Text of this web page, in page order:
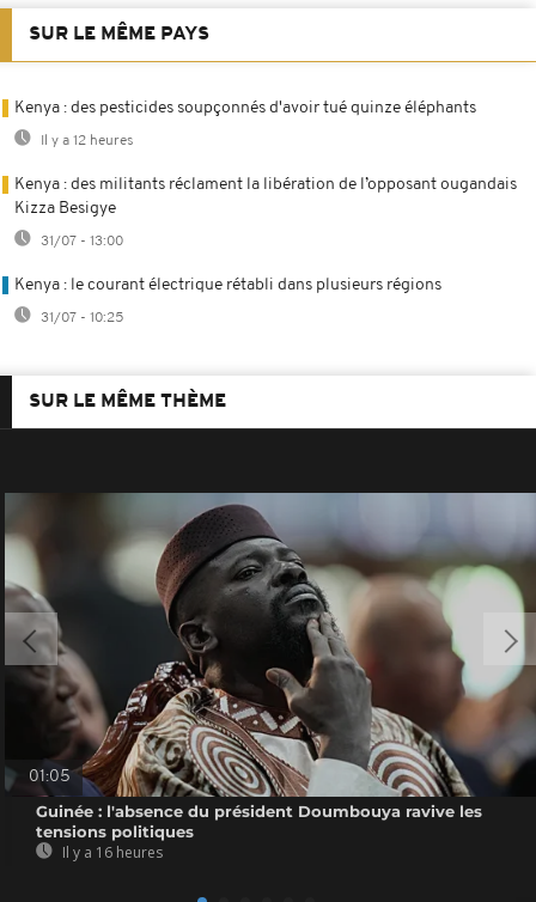
SUR LE MÊME PAYS
Kenya : des pesticides soupçonnés d'avoir tué quinze éléphants
Il y a 12 heures
Kenya : des militants réclament la libération de l’opposant ougandais
Kizza Besigye
31/07 - 13:00
Kenya : le courant électrique rétabli dans plusieurs régions
31/07 - 10:25
SUR LE MÊME THÈME
01:05
Guinée : l'absence du président Doumbouya ravive les
tensions politiques
Il y a 16 heures